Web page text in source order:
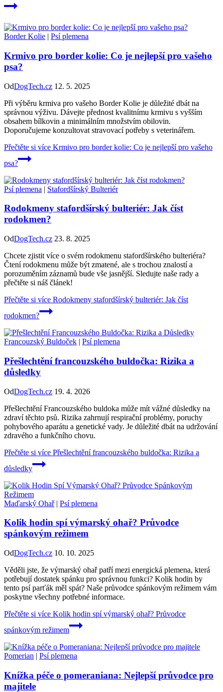
Border Kolie | Psí plemena
Krmivo pro border kolie: Co je nejlepší pro vašeho
psa?
OdDogTech.cz 12. 5. 2025
Při výběru krmiva pro vašeho Border Kolie je důležité dbát na
správnou výživu. Dávejte přednost kvalitnímu krmivu s vyšším
obsahem bílkovin a minimálním množstvím obilovin.
Doporučujeme konzultovat stravovací potřeby s veterinářem.
Přečtěte si více Krmivo pro border kolie: Co je nejlepší pro vašeho
psa?
Psí plemena | Stafordšírský Bulteriér
Rodokmeny stafordšírský bulteriér: Jak číst
rodokmen?
OdDogTech.cz 23. 8. 2025
Chcete zjistit více o svém rodokmenu stafordšírského bulteriéra?
Čtení rodokmenu může být zmatené, ale s trochou znalostí a
porozuměním záznamů bude vše jasnější. Sledujte naše rady a
přečtěte si náš článek!
Přečtěte si více Rodokmeny stafordšírský bulteriér: Jak číst
rodokmen?
Francouzský Buldoček | Psí plemena
Přešlechtění francouzského buldočka: Rizika a
důsledky
OdDogTech.cz 19. 4. 2026
Přešlechtění Francouzského buldoka může mít vážné důsledky na
zdraví těchto psů. Rizika zahrnují respirační problémy, poruchy
pohybového aparátu a genetické vady. Je důležité dbát na udržování
zdravého a funkčního chovu.
Přečtěte si více Přešlechtění francouzského buldočka: Rizika a
důsledky
Maďarský Ohař| Psí plemena
Kolik hodin spí výmarský ohař? Průvodce
spánkovým režimem
OdDogTech.cz 10. 10. 2025
Věděli jste, že výmarský ohař patří mezi energická plemena, která
potřebují dostatek spánku pro správnou funkci? Kolik hodin by
tento psí parťák měl spát? Naše průvodce spánkovým režimem vám
poskytne všechny potřebné informace.
Přečtěte si více Kolik hodin spí výmarský ohař? Průvodce
spánkovým režimem
Pomerian | Psí plemena
Knížka péče o pomeraniana: Nejlepší průvodce pro
majitele